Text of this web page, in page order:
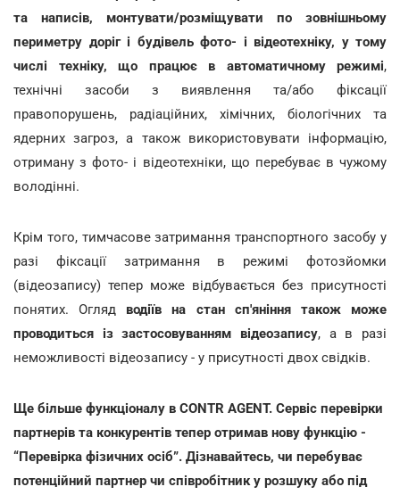
та написів, монтувати/розміщувати по зовнішньому
периметру доріг і будівель фото- і відеотехніку, у тому
числі техніку, що працює в автоматичному режимі,
технічні засоби з виявлення та/або фіксації
правопорушень, радіаційних, хімічних, біологічних та
ядерних загроз, а також використовувати інформацію,
отриману з фото- і відеотехніки, що перебуває в чужому
володінні.
Крім того, тимчасове затримання транспортного засобу у
разі фіксації затримання в режимі фотозйомки
(відеозапису) тепер може відбувається без присутності
понятих. Огляд водіїв на стан сп'яніння також може
проводиться із застосовуванням відеозапису, а в разі
неможливості відеозапису - у присутності двох свідків.
Ще більше функціоналу в CONTR AGENT. Сервіс перевірки
партнерів та конкурентів тепер отримав нову функцію -
“Перевірка фізичних осіб”. Дізнавайтесь, чи перебуває
потенційний партнер чи співробітник у розшуку або під